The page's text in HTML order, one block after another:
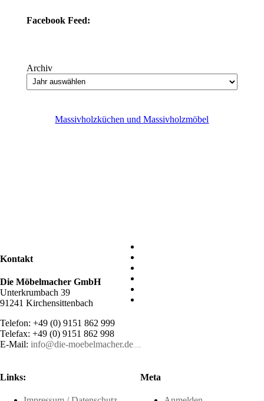
Facebook Feed:
Archiv
Massivholzküchen und Massivholzmöbel
Kontakt
Die Möbelmacher GmbH
Unterkrumbach 39
91241 Kirchensittenbach
Telefon: +49 (0) 9151 862 999
Telefax: +49 (0) 9151 862 998
E-Mail: info@die-moebelmacher.de
Links: Meta